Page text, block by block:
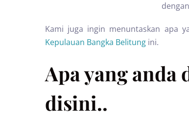
Kami juga ingin menuntaskan apa
Kepulauan Bangka Belitung ini.
Apa yang anda
disini..